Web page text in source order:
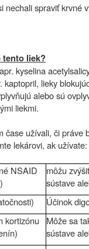
nechali spraviť krvné
tento liek?
kyselina
lieky
alebo sú
liekmi.
užívali, či práve
lekárovi, ak užívate:
NSAID
môžu
sústave
Účinok
kortizónu
Môže sa
sústave